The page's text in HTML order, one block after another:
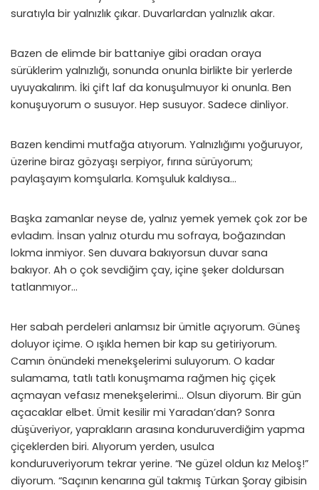
suratıyla bir yalnızlık çıkar. Duvarlardan yalnızlık akar.
Bazen de elimde bir battaniye gibi oradan oraya
sürüklerim yalnızlığı, sonunda onunla birlikte bir yerlerde
uyuyakalırım. İki çift laf da konuşulmuyor ki onunla. Ben
konuşuyorum o susuyor. Hep susuyor. Sadece dinliyor.
Bazen kendimi mutfağa atıyorum. Yalnızlığımı yoğuruyor,
üzerine biraz gözyaşı serpiyor, fırına sürüyorum;
paylaşayım komşularla. Komşuluk kaldıysa…
Başka zamanlar neyse de, yalnız yemek yemek çok zor be
evladım. İnsan yalnız oturdu mu sofraya, boğazından
lokma inmiyor. Sen duvara bakıyorsun duvar sana
bakıyor. Ah o çok sevdiğim çay, içine şeker doldursan
tatlanmıyor…
Her sabah perdeleri anlamsız bir ümitle açıyorum. Güneş
doluyor içime. O ışıkla hemen bir kap su getiriyorum.
Camın önündeki menekşelerimi suluyorum. O kadar
sulamama, tatlı tatlı konuşmama rağmen hiç çiçek
açmayan vefasız menekşelerimi… Olsun diyorum. Bir gün
açacaklar elbet. Ümit kesilir mi Yaradan’dan? Sonra
düşüveriyor, yaprakların arasına konduruverdiğim yapma
çiçeklerden biri. Alıyorum yerden, usulca
konduruveriyorum tekrar yerine. “Ne güzel oldun kız Meloş!”
diyorum. “Saçının kenarına gül takmış Türkan Şoray gibisin